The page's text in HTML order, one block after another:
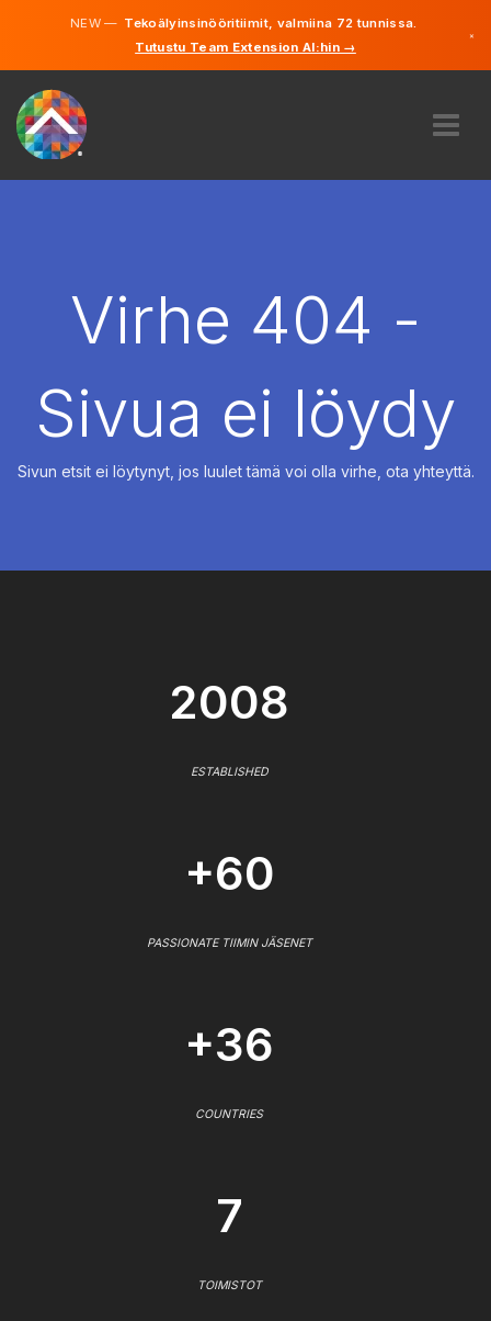
NEW —Tekoälyinsinööritiimit, valmiina 72 tunnissa.
Tutustu Team Extension AI:hin →
×
VUOKRAUS
Saksa
Englanti
Virhe 404 -
Sivua ei löydy
Sivun etsit ei löytynyt, jos luulet tämä voi olla virhe, ota yhteyttä.
2008
ESTABLISHED
+60
PASSIONATE TIIMIN JÄSENET
+36
COUNTRIES
7
TOIMISTOT